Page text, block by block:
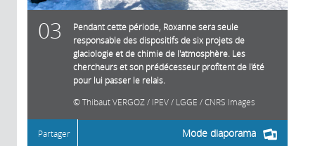
03
Pendant cette période, Roxanne sera seule
responsable des dispositifs de six projets de
glaciologie et de chimie de l'atmosphère. Les
chercheurs et son prédécesseur profitent de l'été
pour lui passer le relais.
Thibaut VERGOZ / IPEV / LGGE / CNRS Images
Mode diaporama
Partager